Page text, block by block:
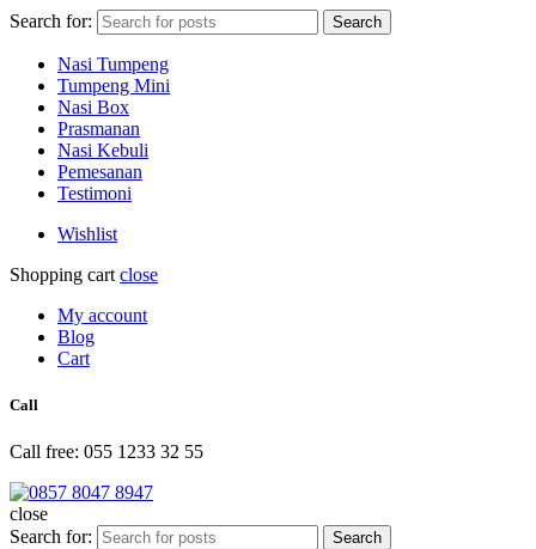
Search for: Search
Nasi Tumpeng
Tumpeng Mini
Nasi Box
Prasmanan
Nasi Kebuli
Pemesanan
Testimoni
Wishlist
Shopping cart close
My account
Blog
Cart
Call
Call free: 055 1233 32 55
close
Search for:
Search